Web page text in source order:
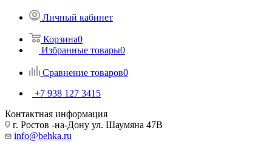
Личный кабинет
Корзина0
Избранные товары0
Сравнение товаров0
+7 938 127 3415
Контактная информация
г. Ростов -на-Дону ул. Шаумяна 47В
info@behka.ru